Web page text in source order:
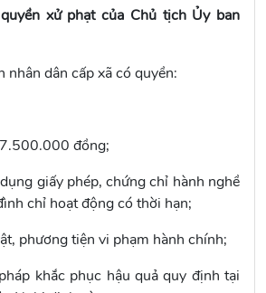
xử phạt của Chủ tịch Ủy ban
nhân dân cấp xã có quyền:
đồng;
giấy phép, chứng chỉ hành nghề
chỉ hoạt động có thời hạn;
phương tiện vi phạm hành chính;
khắc phục hậu quả quy định tại